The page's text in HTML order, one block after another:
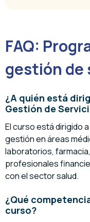
FAQ:
gestión de
¿A quién está
Gestión de
El curso está dirigido
gestión en áreas
laboratorios,
profesionales
con el sector salud.
¿Qué
curso?